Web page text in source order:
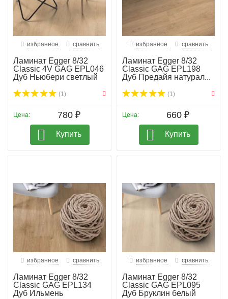
избранное сравнить
Ламинат Egger 8/32
Classic 4V GAG EPL046
Дуб Ньюбери светлый
(1)
Цена: 780 ₽
Купить
избранное сравнить
Ламинат Egger 8/32
Classic GAG EPL198
Дуб Предайя натурал...
(1)
Цена: 660 ₽
Купить
избранное сравнить
Ламинат Egger 8/32
Classic GAG EPL134
Дуб Ильмень
избранное сравнить
Ламинат Egger 8/32
Classic GAG EPL095
Дуб Бруклин белый